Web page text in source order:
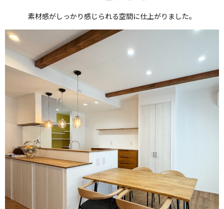
素材感がしっかり感じられる空間に仕上がりました。